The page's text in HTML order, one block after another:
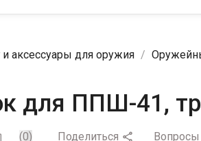
аксессуары для оружия
для ППШ-41,
(0) Поделиться 